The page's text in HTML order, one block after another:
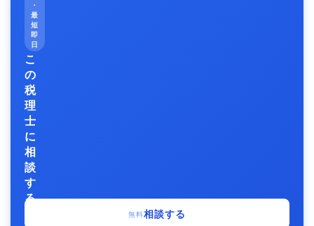
・
最
短
即
日
こ
の
税
理
士
に
相
談
す
る
無料相談する